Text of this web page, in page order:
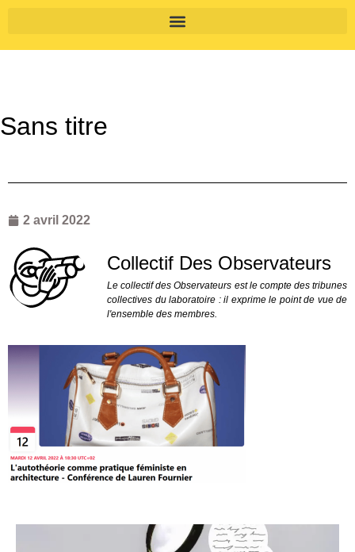
Sans titre
2 avril 2022
Collectif Des Observateurs
Le collectif des Observateurs est le compte des tribunes
collectives du laboratoire : il exprime le point de vue de
l'ensemble des membres.